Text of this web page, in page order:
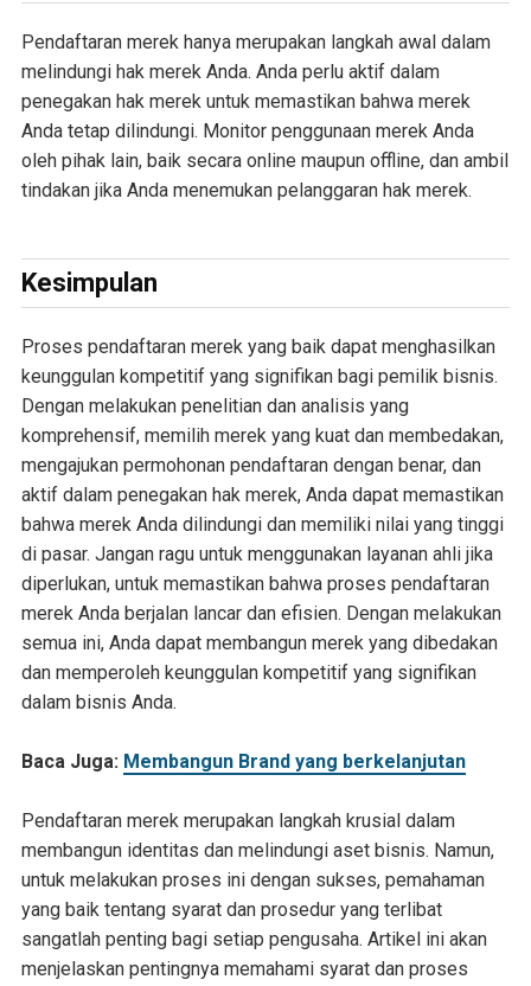
Pendaftaran merek hanya merupakan langkah awal dalam
melindungi hak merek Anda. Anda perlu aktif dalam
penegakan hak merek untuk memastikan bahwa merek
Anda tetap dilindungi. Monitor penggunaan merek Anda
oleh pihak lain, baik secara online maupun offline, dan ambil
tindakan jika Anda menemukan pelanggaran hak merek.
Kesimpulan
Proses pendaftaran merek yang baik dapat menghasilkan
keunggulan kompetitif yang signifikan bagi pemilik bisnis.
Dengan melakukan penelitian dan analisis yang
komprehensif, memilih merek yang kuat dan membedakan,
mengajukan permohonan pendaftaran dengan benar, dan
aktif dalam penegakan hak merek, Anda dapat memastikan
bahwa merek Anda dilindungi dan memiliki nilai yang tinggi
di pasar. Jangan ragu untuk menggunakan layanan ahli jika
diperlukan, untuk memastikan bahwa proses pendaftaran
merek Anda berjalan lancar dan efisien. Dengan melakukan
semua ini, Anda dapat membangun merek yang dibedakan
dan memperoleh keunggulan kompetitif yang signifikan
dalam bisnis Anda.
Baca Juga: Membangun Brand yang berkelanjutan
Pendaftaran merek merupakan langkah krusial dalam
membangun identitas dan melindungi aset bisnis. Namun,
untuk melakukan proses ini dengan sukses, pemahaman
yang baik tentang syarat dan prosedur yang terlibat
sangatlah penting bagi setiap pengusaha. Artikel ini akan
menjelaskan pentingnya memahami syarat dan proses